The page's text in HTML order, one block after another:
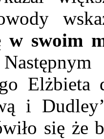
w swoim
Elżbieta
i
się że